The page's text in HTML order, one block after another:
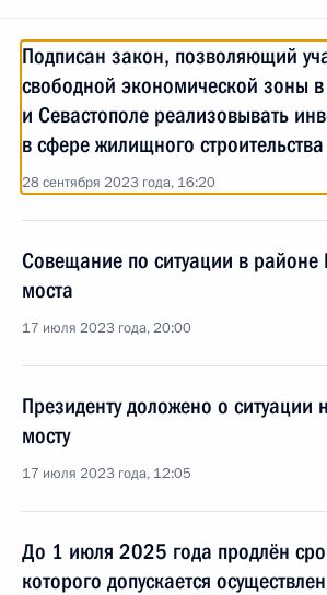
Подписан закон, позволяющий
свободной экономической зоны
и Севастополе реализовывать
в сфере жилищного строительства
28 сентября 2023 года, 16:20
Совещание по ситуации в районе
моста
17 июля 2023 года, 20:00
Президенту доложено о
мосту
17 июля 2023 года, 12:05
До 1 июля 2025 года продлён
которого допускается